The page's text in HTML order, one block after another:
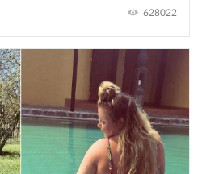
628022